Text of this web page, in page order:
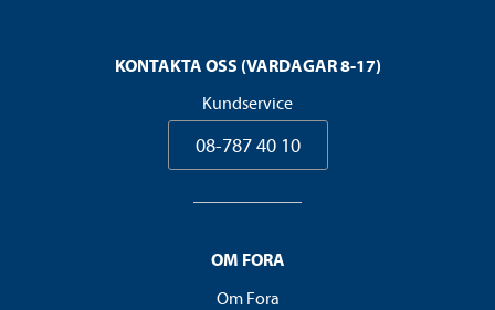
KONTAKTA OSS (VARDAGAR 8-17)
Kundservice
08-787 40 10
OM FORA
Om Fora